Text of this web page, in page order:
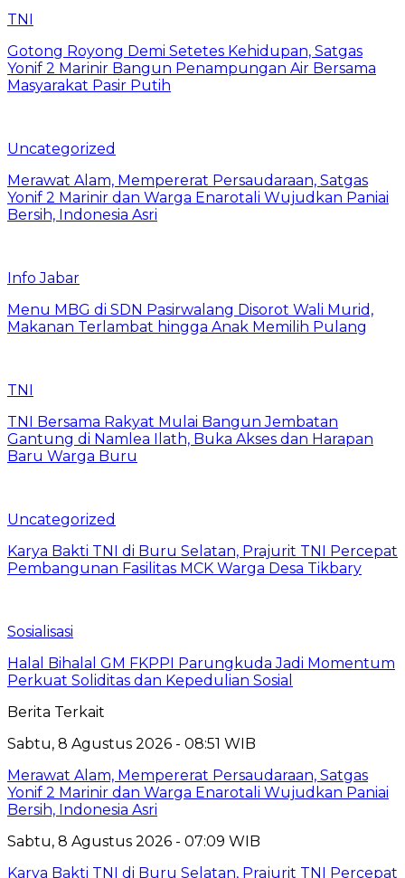
TNI
Gotong Royong Demi Setetes Kehidupan, Satgas
Yonif 2 Marinir Bangun Penampungan Air Bersama
Masyarakat Pasir Putih
Uncategorized
Merawat Alam, Mempererat Persaudaraan, Satgas
Yonif 2 Marinir dan Warga Enarotali Wujudkan Paniai
Bersih, Indonesia Asri
Info Jabar
Menu MBG di SDN Pasirwalang Disorot Wali Murid,
Makanan Terlambat hingga Anak Memilih Pulang
TNI
TNI Bersama Rakyat Mulai Bangun Jembatan
Gantung di Namlea Ilath, Buka Akses dan Harapan
Baru Warga Buru
Uncategorized
Karya Bakti TNI di Buru Selatan, Prajurit TNI Percepat
Pembangunan Fasilitas MCK Warga Desa Tikbary
Sosialisasi
Halal Bihalal GM FKPPI Parungkuda Jadi Momentum
Perkuat Soliditas dan Kepedulian Sosial
Berita Terkait
Sabtu, 8 Agustus 2026 - 08:51 WIB
Merawat Alam, Mempererat Persaudaraan, Satgas
Yonif 2 Marinir dan Warga Enarotali Wujudkan Paniai
Bersih, Indonesia Asri
Sabtu, 8 Agustus 2026 - 07:09 WIB
Karya Bakti TNI di Buru Selatan, Prajurit TNI Percepat